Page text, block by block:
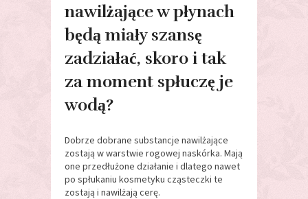
nawilżające w płynach
będą miały szansę
zadziałać, skoro i tak
za moment spłuczę je
wodą?
Dobrze dobrane substancje nawilżające
zostają w warstwie rogowej naskórka. Mają
one przedłużone działanie i dlatego nawet
po spłukaniu kosmetyku cząsteczki te
zostają i nawilżają cerę.